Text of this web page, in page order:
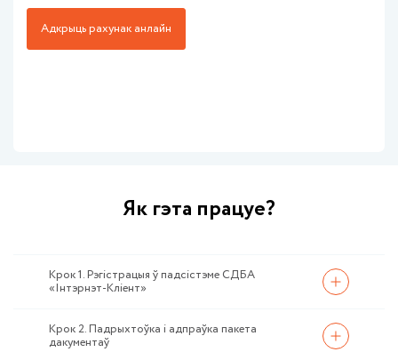
Адкрыць рахунак анлайн
Як гэта працуе?
Крок 1. Рэгістрацыя ў падсістэме СДБА
«Інтэрнэт-Кліент»
Крок 2. Падрыхтоўка і адпраўка пакета
дакументаў